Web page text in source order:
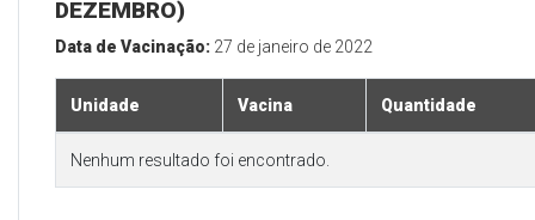
DEZEMBRO)
Data de Vacinação: 27 de janeiro de 2022
Unidade Vacina Quantidade
Nenhum resultado foi encontrado.